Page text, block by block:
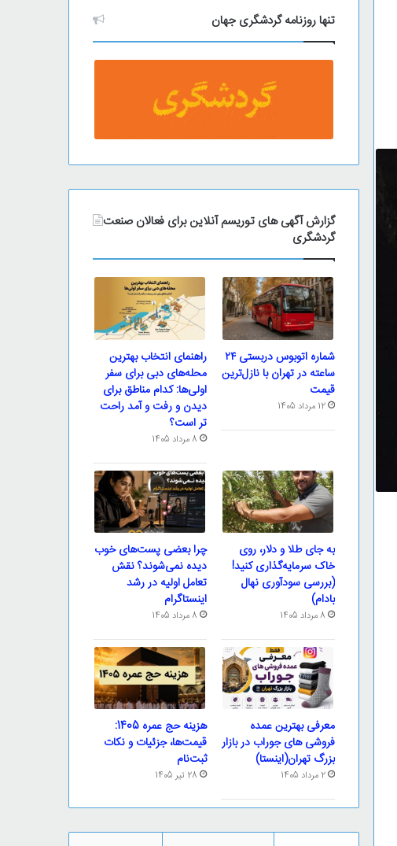
تنها روزنامه گردشگری جهان
گزارش آگهی های توریسم آنلاین برای فعالان صنعت
گردشگری
شماره اتوبوس دربستی ۲۴
ساعته در تهران با نازل‌ترین
قیمت
12 مرداد 1405
راهنمای انتخاب بهترین
محله‌های دبی برای سفر
اولی‌ها: کدام مناطق برای
دیدن و رفت و آمد راحت
تر است؟
8 مرداد 1405
به جای طلا و دلار، روی
خاک سرمایه‌گذاری کنید!
(بررسی سودآوری نهال
بادام)
8 مرداد 1405
چرا بعضی پست‌های خوب
دیده نمی‌شوند؟ نقش
تعامل اولیه در رشد
اینستاگرام
8 مرداد 1405
معرفی بهترین عمده
فروشی های جوراب در بازار
بزرگ تهران(اینستا)
2 مرداد 1405
هزینه حج عمره 1405:
قیمت‌ها، جزئیات و نکات
ثبت‌نام
28 تیر 1405